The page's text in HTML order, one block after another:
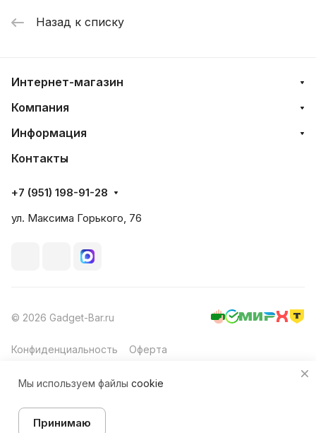
Назад к списку
Интернет-магазин
Компания
Информация
Контакты
+7 (951) 198-91-28
ул. Максима Горького, 76
© 2026 Gadget-Bar.ru
Конфиденциальность Оферта
Мы используем файлы cookie
Принимаю